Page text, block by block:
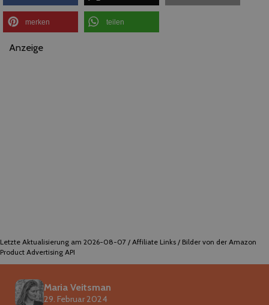
merken teilen
Anzeige
Letzte Aktualisierung am 2026-08-07 / Affiliate Links / Bilder von der Amazon
Product Advertising API
Maria Veitsman
29. Februar 2024